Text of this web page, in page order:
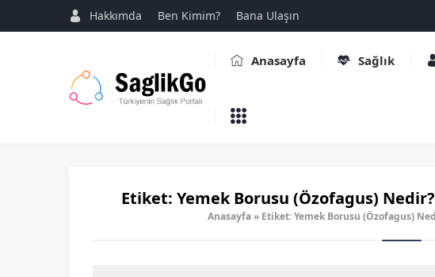
Hakkımda Ben Kimim? Bana Ulaşın
Anasayfa Sağlık
Etiket: Yemek Borusu (Özofagus)
Anasayfa » Etiket: Yemek Borusu (Özofagus)